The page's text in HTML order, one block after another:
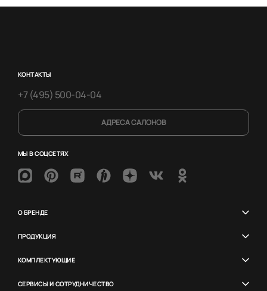
КОНТАКТЫ
+7 (495) 500-04-04
АДРЕСА САЛОНОВ
МЫ В СОЦСЕТЯХ
О БРЕНДЕ
ПРОДУКЦИЯ
КОМПЛЕКТУЮЩИЕ
СЕРВИСЫ И СОТРУДНИЧЕСТВО